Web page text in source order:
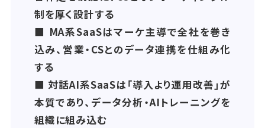
制を厚く設計する
■ MA系SaaSはマーケ主導で全社を巻き
込み、営業・CSとのデータ連携を仕組み化
する
■ 対話AI系SaaSは「導入より運用改善」が
本質であり、データ分析・AIトレーニングを
組織に組み込む